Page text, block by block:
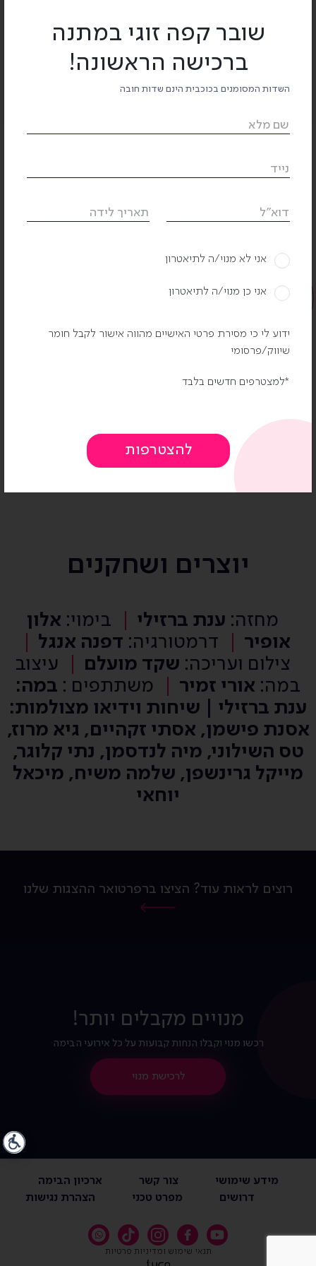
הצגות קרובות
"רוצו טוסו להצגה המעולה הזאת."
יוצרים ושחקנים
מחזה: ענת ברזילי בימוי: אלון
אופיר
דרמטורגיה: דפנה אנגל
צילום ועריכה: שקד מועלם
עיצוב
במה: אורי זמיר משתתפים : במה:
ענת ברזילי | שיחות וידיאו מצולמות:
אסנת פישמן, אסתי זקהיים, גיא מרוז,
טס השילוני, מיה לנדסמן, נתי קלוגר,
מייקל גרינשפן, שלמה משיח, מיכאל
יוחאי
רוצים לראות עוד? הציצו ברפרטואר ההצגות שלנו
מנויים מקבלים יותר!
רכשו מנוי וקבלו הנחות קבועות על כל אירועי הבימה
לרכישת מנוי
שובר קפה זוגי במתנה
ברכישה הראשונה!
השדות המסומנים בכוכבית הינם שדות חובה
שם מלא
נייד
דוא"ל תאריך לידה
אני לא מנוי/ה לתיאטרון
אני כן מנוי/ה לתיאטרון
ידוע לי כי מסירת פרטי האישיים מהווה אישור לקבל חומר
שיווק/פרסומי
למצטרפים חדשים בלבד
מידע שימושי צור קשר
ארכיון הבימה
דרושים
מפרט טכני הצהרת נגישות
תנאי שימוש ומדיניות פרטיות